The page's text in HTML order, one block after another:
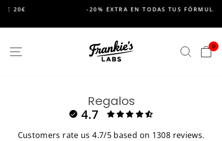
saltar
contenido
de
diapositivas
-20% EXTRA EN TODAS TUS FÓRMULAS NATURALES
SITIO DE NAVEGACION 0
Regalos
4.7
Customers rate us 4.7/5 based on 1308 reviews.